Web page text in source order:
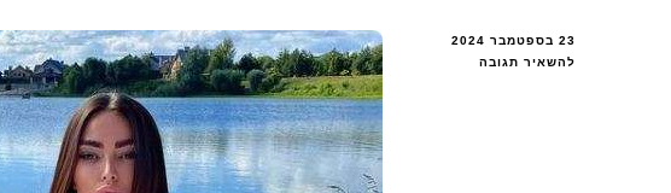
23 בספטמבר 2024
להשאיר תגובהבנושא